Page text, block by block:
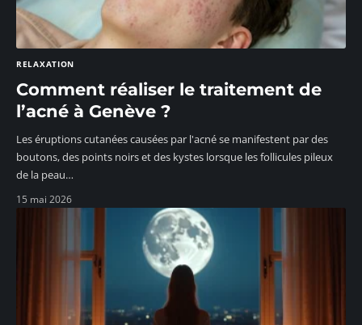
RELAXATION
Comment réaliser le traitement de
l’acné à Genève ?
Les éruptions cutanées causées par l'acné se manifestent par des
boutons, des points noirs et des kystes lorsque les follicules pileux
de la peau…
15 mai 2026